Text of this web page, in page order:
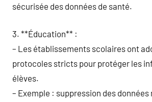
sécurisée des données de santé.
3. **Éducation** :
– Les établissements scolaires ont
protocoles stricts pour protéger les
élèves.
– Exemple : suppression des